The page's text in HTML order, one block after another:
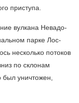
приступа.
вулкана Невадо-
парке Лос-
несколько потоков
по склонам
уничтожен,